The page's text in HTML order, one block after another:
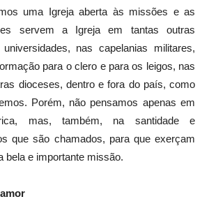
uma Igreja aberta às missões e as
servem a Igreja em tantas outras
nas capelanias militares,
para o clero e para os leigos, nas
dioceses, dentro e fora do país, como
Porém, não pensamos apenas em
mas, também, na santidade e
que são chamados, para que exerçam
bela e importante missão.